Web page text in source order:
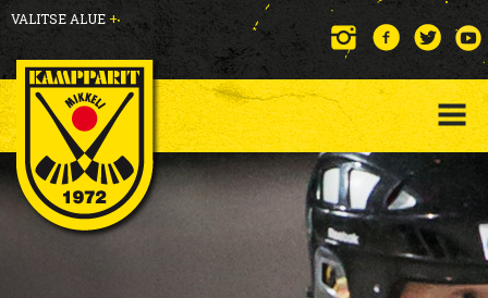
VALITSE ALUE +